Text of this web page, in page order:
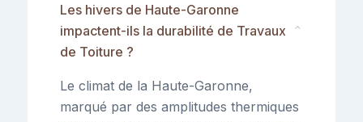
Les hivers de Haute-Garonne
impactent-ils la durabilité de Travaux
de Toiture ?
⌄
Le climat de la Haute-Garonne,
marqué par des amplitudes thermiques